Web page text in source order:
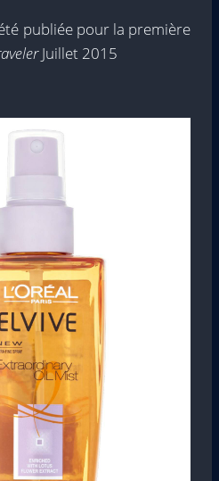
publiée pour la première
Juillet 2015